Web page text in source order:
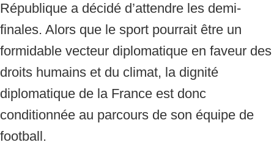
République a décidé d’attendre les demi-
finales. Alors que le sport pourrait être un
formidable vecteur diplomatique en faveur des
droits humains et du climat, la dignité
diplomatique de la France est donc
conditionnée au parcours de son équipe de
football.